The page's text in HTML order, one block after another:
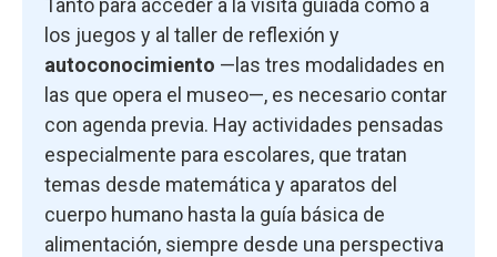
Tanto para acceder a la visita guiada como a
los juegos y al taller de reflexión y
autoconocimiento —las tres modalidades en
las que opera el museo—, es necesario contar
con agenda previa. Hay actividades pensadas
especialmente para escolares, que tratan
temas desde matemática y aparatos del
cuerpo humano hasta la guía básica de
alimentación, siempre desde una perspectiva